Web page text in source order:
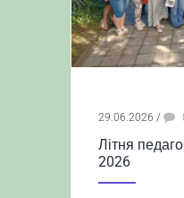
29.06.2026 /
Літня
2026